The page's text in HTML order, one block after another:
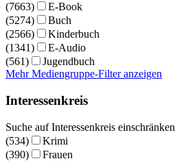
(7663)
E-Book
(5274)
Buch
(2566)
Kinderbuch
(1341)
E-Audio
(561)
Jugendbuch
Mehr Mediengruppe-Filter anzeigen
Interessenkreis
Suche auf Interessenkreis einschränken
(534)
Krimi
(390)
Frauen